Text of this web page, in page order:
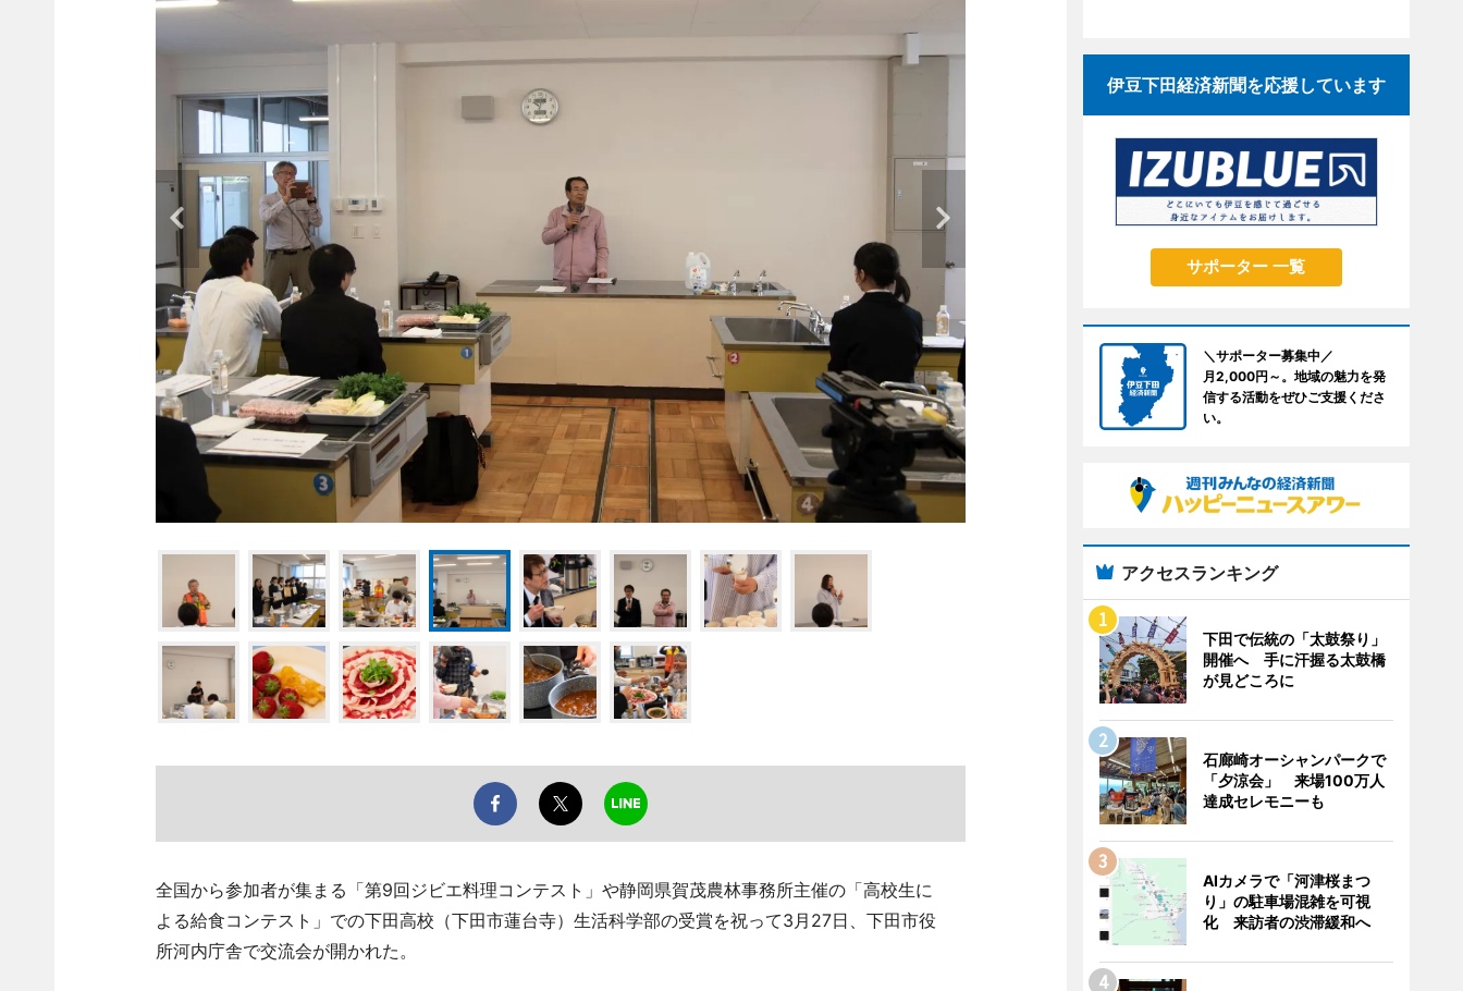
全国から参加者が集まる「第9回ジビエ料理コンテスト」や静岡県賀茂農林事務所主催の「高校生に
よる給食コンテスト」での下田高校（下田市蓮台寺）生活科学部の受賞を祝って3月27日、下田市役
所河内庁舎で交流会が開かれた。
伊豆下田経済新聞を応援しています
サポーター 一覧
＼サポーター募集中／
月2,000円～。地域の魅力を発
信する活動をぜひご支援くださ
い。
アクセスランキング
下田で伝統の「太鼓祭り」
開催へ 手に汗握る太鼓橋
が見どころに
石廊崎オーシャンパークで
「夕涼会」 来場100万人
達成セレモニーも
AIカメラで「河津桜まつ
り」の駐車場混雑を可視
化 来訪者の渋滞緩和へ